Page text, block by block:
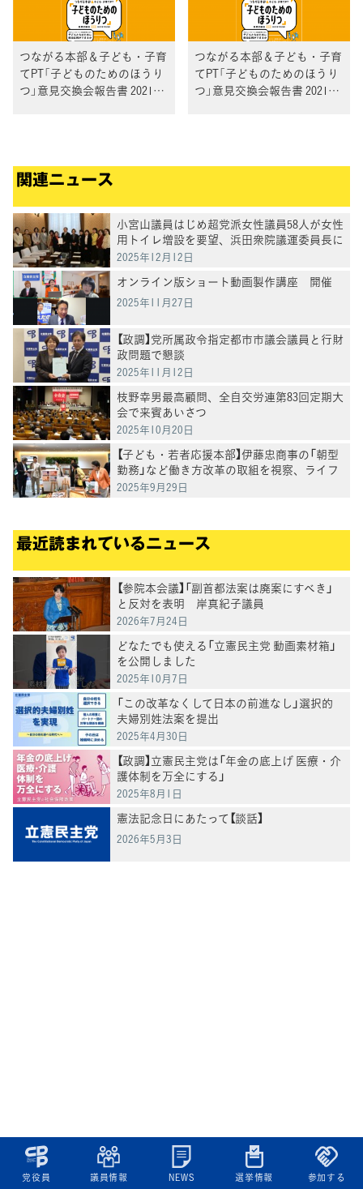
党役員 議員情報 NEWS 選挙情報 参加する
つながる本部＆子ども・子育
てPT「子どものためのほうり
つ」意見交換会報告書 2021年
つながる本部＆子ども・子育
てPT「子どものためのほうり
つ」意見交換会報告書 2021年
関連ニュース
小宮山議員はじめ超党派女性議員58人が女性
用トイレ増設を要望、浜田衆院議運委員長に
申し入れ
2025年12月12日
オンライン版ショート動画製作講座 開催
2025年11月27日
【政調】党所属政令指定都市市議会議員と行財
政問題で懇談
2025年11月12日
枝野幸男最高顧問、全自交労連第83回定期大
会で来賓あいさつ
2025年10月20日
【子ども・若者応援本部】伊藤忠商事の「朝型
勤務」など働き方改革の取組を視察、ライフ
リンクで子どもの自殺対策の課題を意見交換
2025年9月29日
最近読まれているニュース
【参院本会議】「副首都法案は廃案にすべき」
と反対を表明 岸真紀子議員
2026年7月24日
どなたでも使える「立憲民主党 動画素材箱」
を公開しました
2025年10月7日
「この改革なくして日本の前進なし」選択的
夫婦別姓法案を提出
2025年4月30日
【政調】立憲民主党は「年金の底上げ 医療・介
護体制を万全にする」
2025年8月1日
憲法記念日にあたって【談話】
2026年5月3日